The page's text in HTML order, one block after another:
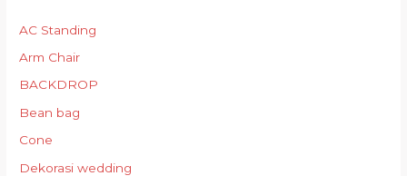
AC Standing
Arm Chair
BACKDROP
Bean bag
Cone
Dekorasi wedding